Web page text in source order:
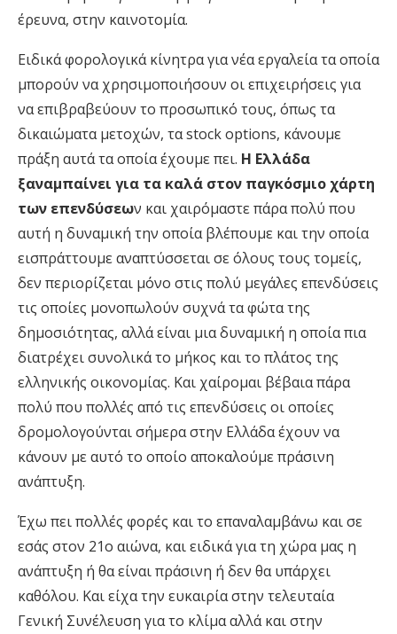
έρευνα, στην καινοτομία.
Ειδικά φορολογικά κίνητρα για νέα εργαλεία τα οποία
μπορούν να χρησιμοποιήσουν οι επιχειρήσεις για
να επιβραβεύουν το προσωπικό τους, όπως τα
δικαιώματα μετοχών, τα stock options, κάνουμε
πράξη αυτά τα οποία έχουμε πει. Η Ελλάδα
ξαναμπαίνει για τα καλά στον παγκόσμιο χάρτη
των επενδύσεων και χαιρόμαστε πάρα πολύ που
αυτή η δυναμική την οποία βλέπουμε και την οποία
εισπράττουμε αναπτύσσεται σε όλους τους τομείς,
δεν περιορίζεται μόνο στις πολύ μεγάλες επενδύσεις
τις οποίες μονοπωλούν συχνά τα φώτα της
δημοσιότητας, αλλά είναι μια δυναμική η οποία πια
διατρέχει συνολικά το μήκος και το πλάτος της
ελληνικής οικονομίας. Και χαίρομαι βέβαια πάρα
πολύ που πολλές από τις επενδύσεις οι οποίες
δρομολογούνται σήμερα στην Ελλάδα έχουν να
κάνουν με αυτό το οποίο αποκαλούμε πράσινη
ανάπτυξη.
Έχω πει πολλές φορές και το επαναλαμβάνω και σε
εσάς στον 21ο αιώνα, και ειδικά για τη χώρα μας η
ανάπτυξη ή θα είναι πράσινη ή δεν θα υπάρχει
καθόλου. Και είχα την ευκαιρία στην τελευταία
Γενική Συνέλευση για το κλίμα αλλά και στην